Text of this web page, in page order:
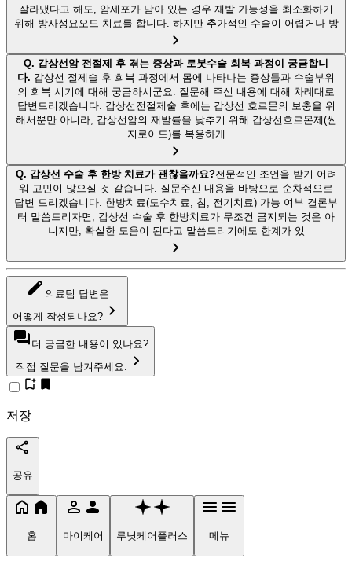
잘라냈다고 해도, 암세포가 남아 있는 경우 재발 가능성을 최소화하기
위해 방사성요오드 치료를 합니다. 하지만 추가적인 수술이 어렵거나 방
Q. 갑상선암 전절제 후 겪는 증상과 로봇수술 회복 과정이 궁금합니
다. 갑상선 절제술 후 회복 과정에서 몸에 나타나는 증상들과 수술부위
의 회복 시기에 대해 궁금하시군요. 질문해 주신 내용에 대해 차례대로
답변드리겠습니다. 갑상선전절제술 후에는 갑상선 호르몬의 보충을 위
해서뿐만 아니라, 갑상선암의 재발률을 낮추기 위해 갑상선호르몬제(씬
지로이드)를 복용하게
Q. 갑상선 수술 후 한방 치료가 괜찮을까요?전문적인 조언을 받기 어려
워 고민이 많으실 것 같습니다. 질문주신 내용을 바탕으로 순차적으로
답변 드리겠습니다. 한방치료(도수치료, 침, 전기치료) 가능 여부 결론부
터 말씀드리자면, 갑상선 수술 후 한방치료가 무조건 금지되는 것은 아
니지만, 확실한 도움이 된다고 말씀드리기에도 한계가 있
의료팀 답변은
어떻게 작성되나요?
더 궁금한 내용이 있나요?
직접 질문을 남겨주세요.
저장
공유
홈 마이케어 루닛케어플러스 메뉴